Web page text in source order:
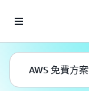
AWS 免費方案